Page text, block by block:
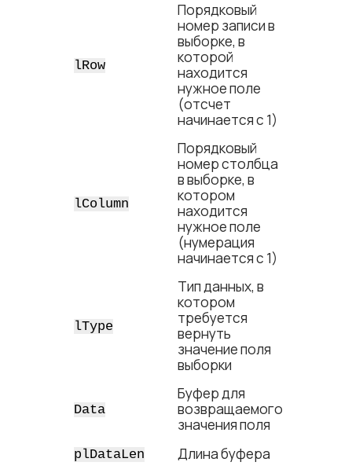
lRow
Порядковый
номер записи в
выборке, в
которой
находится
нужное поле
(отсчет
начинается с 1)
lColumn
Порядковый
номер столбца
в выборке, в
котором
находится
нужное поле
(нумерация
начинается с 1)
lType
Тип данных, в
котором
требуется
вернуть
значение поля
выборки
Data
Буфер для
возвращаемого
значения поля
plDataLen Длина буфера